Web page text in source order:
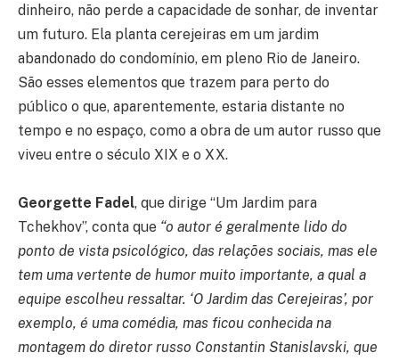
dinheiro, não perde a capacidade de sonhar, de inventar
um futuro. Ela planta cerejeiras em um jardim
abandonado do condomínio, em pleno Rio de Janeiro.
São esses elementos que trazem para perto do
público o que, aparentemente, estaria distante no
tempo e no espaço, como a obra de um autor russo que
viveu entre o século XIX e o XX.
Georgette Fadel, que dirige “Um Jardim para
Tchekhov”, conta que “o autor é geralmente lido do
ponto de vista psicológico, das relações sociais, mas ele
tem uma vertente de humor muito importante, a qual a
equipe escolheu ressaltar. ‘O Jardim das Cerejeiras’, por
exemplo, é uma comédia, mas ficou conhecida na
montagem do diretor russo Constantin Stanislavski, que